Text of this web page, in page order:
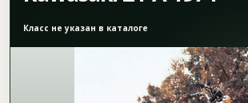
Класс не указан в каталоге